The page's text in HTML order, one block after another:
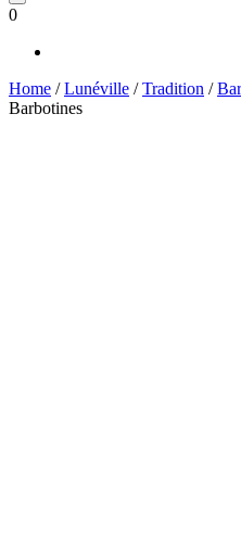
0
Home /Lunéville /Tradition /
Barbotines